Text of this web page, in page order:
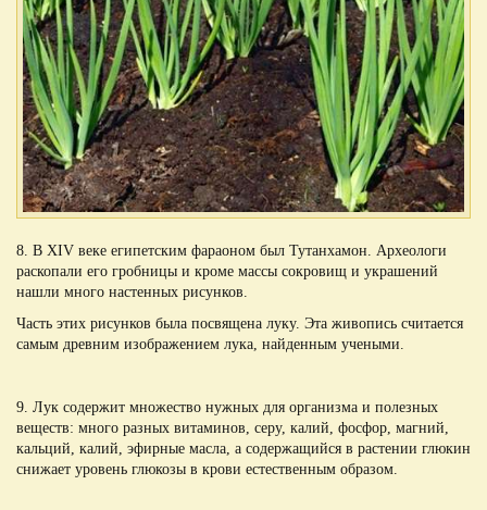
8. В XIV веке египетским фараоном был Тутанхамон. Археологи
раскопали его гробницы и кроме массы сокровищ и украшений
нашли много настенных рисунков.
Часть этих рисунков была посвящена луку. Эта живопись считается
самым древним изображением лука, найденным учеными.
9. Лук содержит множество нужных для организма и полезных
веществ: много разных витаминов, серу, калий, фосфор, магний,
кальций, калий, эфирные масла, а содержащийся в растении глюкин
снижает уровень глюкозы в крови естественным образом.